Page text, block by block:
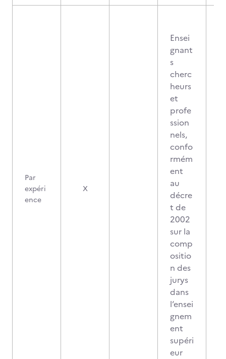
Par
expéri
ence
X
Ensei
gnant
s
cherc
heurs
et
profe
ssion
nels,
confo
rmém
ent
au
décre
t de
2002
sur la
comp
ositio
n des
jurys
dans
l‘ensei
gnem
ent
supéri
eur